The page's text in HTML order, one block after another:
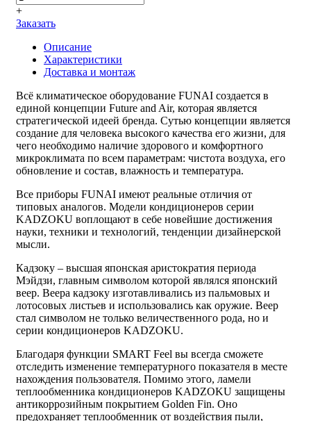
+
Заказать
Описание
Характеристики
Доставка и монтаж
Всё климатическое оборудование FUNAI создается в
единой концепции Future and Air, которая является
стратегической идеей бренда. Сутью концепции является
создание для человека высокого качества его жизни, для
чего необходимо наличие здорового и комфортного
микроклимата по всем параметрам: чистота воздуха, его
обновление и состав, влажность и температура.
Все приборы FUNAI имеют реальные отличия от
типовых аналогов. Модели кондиционеров серии
KADZOKU воплощают в себе новейшие достижения
науки, техники и технологий, тенденции дизайнерской
мысли.
Кадзоку – высшая японская аристократия периода
Мэйдзи, главным символом которой являлся японский
веер. Веера кадзоку изготавливались из пальмовых и
лотосовых листьев и использовались как оружие. Веер
стал символом не только величественного рода, но и
серии кондиционеров KADZOKU.
Благодаря функции SMART Feel вы всегда сможете
отследить изменение температурного показателя в месте
нахождения пользователя. Помимо этого, ламели
теплообменника кондиционеров KADZOKU защищены
антикоррозийным покрытием Golden Fin. Оно
предохраняет теплообменник от воздействия пыли,